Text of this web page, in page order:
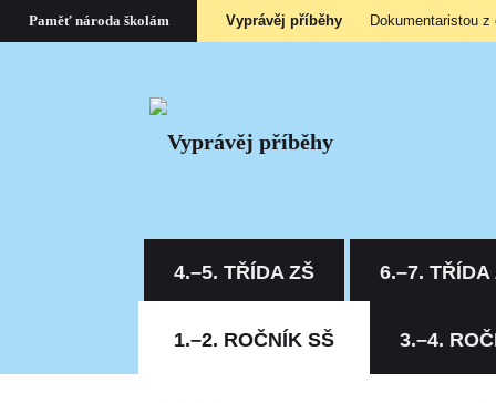
Paměť národa školám Vyprávěj příběhy Dokumentaristou z
4.–5. TŘÍDA ZŠ 6.–7. TŘÍDA
1.–2. ROČNÍK SŠ 3.–4.